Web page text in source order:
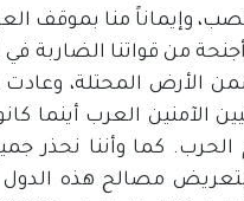
وإيماناً منا بموقف
من قواتنا الضاربة
كاملةً ضمن الأرض المحتلة،
العرب أينما
الحرب. كما وأننا نحذر
مصالح هذه الدول